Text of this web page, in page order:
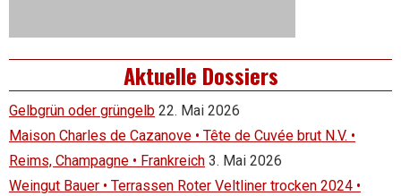
Aktuelle Dossiers
Gelbgrün oder grüngelb 22. Mai 2026
Maison Charles de Cazanove • Tête de Cuvée brut N.V. •
Reims, Champagne • Frankreich 3. Mai 2026
Weingut Bauer • Terrassen Roter Veltliner trocken 2024 •